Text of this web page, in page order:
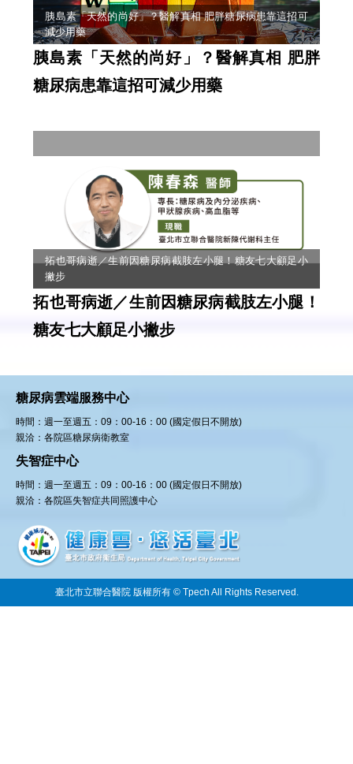
胰島素「天然的尚好」？醫解真相 肥胖糖尿病患靠這招可
減少用藥
胰島素「天然的尚好」？醫解真相 肥胖
糖尿病患靠這招可減少用藥
拓也哥病逝／生前因糖尿病截肢左小腿！糖友七大顧足小
撇步
拓也哥病逝／生前因糖尿病截肢左小腿！
糖友七大顧足小撇步
糖尿病雲端服務中心
時間：週一至週五：09：00-16：00 (國定假日不開放)
親洽：各院區糖尿病衛教室
失智症中心
時間：週一至週五：09：00-16：00 (國定假日不開放)
親洽：各院區失智症共同照護中心
臺北市立聯合醫院 版權所有 © Tpech All Rights Reserved.